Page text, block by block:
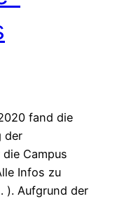
fand die
der
Campus
Infos zu
). Aufgrund der